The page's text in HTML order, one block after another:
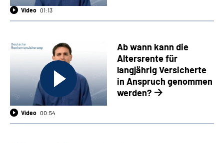
Video 01:13
Ab wann kann die
Altersrente für
langjährig Versicherte
in Anspruch genommen
werden?
Video 00:54